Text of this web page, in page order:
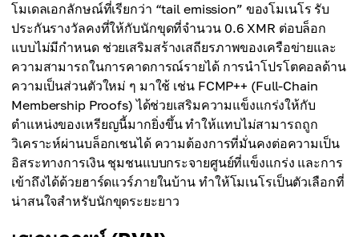
โมเดลเอกลักษณ์ที่เรียกว่า “tail emission” ของโมเนโร รับ
ประกันรางวัลคงที่ให้กับนักขุดที่จำนวน 0.6 XMR ต่อบล็อก
แบบไม่มีกำหนด ช่วยเสริมสร้างเสถียรภาพของเครือข่ายและ
ความสามารถในการคาดการณ์รายได้ การนำโปรโตคอลด้าน
ความเป็นส่วนตัวใหม่ ๆ มาใช้ เช่น FCMP++ (Full-Chain
Membership Proofs) ได้ช่วยเสริมความแข็งแกร่งให้กับ
ตำแหน่งของเหรียญนี้มากยิ่งขึ้น ทำให้แทบไม่สามารถถูก
วิเคราะห์ผ่านบล็อกเชนได้ ความต้องการที่มั่นคงต่อความเป็น
อิสระทางการเงิน ชุมชนแบบกระจายศูนย์ที่แข็งแกร่ง และการ
เข้าถึงได้ด้วยฮาร์ดแวร์ภายในบ้าน ทำให้โมเนโรเป็นตัวเลือกที่
น่าสนใจสำหรับนักขุดระยะยาว